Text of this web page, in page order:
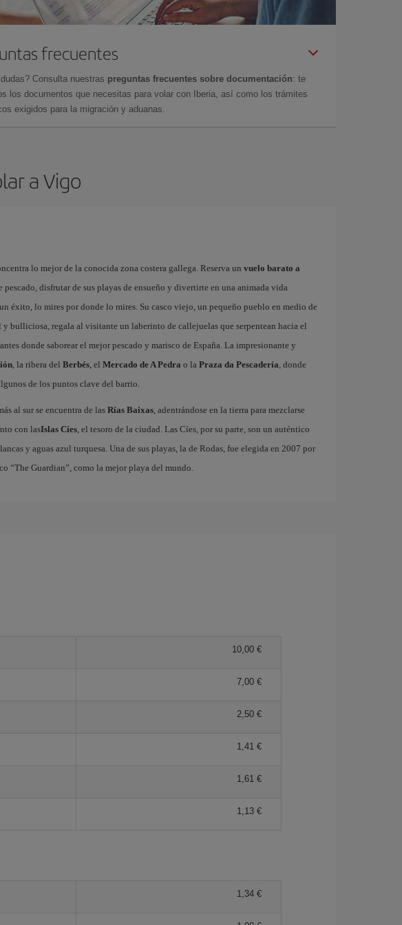
frecuentes
Consulta nuestras preguntas frecuentes sobre documentación: te
los documentos que necesitas para volar con Iberia, así como los trámites
exigidos para la migración y aduanas.
a Vigo
lo mejor de la conocida zona costera gallega. Reserva un vuelo barato a
pescado, disfrutar de sus playas de ensueño y divertirte en una animada vida
éxito, lo mires por donde lo mires. Su casco viejo, un pequeño pueblo en medio de
bulliciosa, regala al visitante un laberinto de callejuelas que serpentean hacia el
donde saborear el mejor pescado y marisco de España. La impresionante y
, la ribera del Berbés, el Mercado de A Pedra o la Praza da Pescadería, donde
de los puntos clave del barrio.
al sur se encuentra de lasRías Baixas, adentrándose en la tierra para mezclarse
con lasIslas Cíes, el tesoro de la ciudad. Las Cíes, por su parte, son un auténtico
y aguas azul turquesa. Una de sus playas, la de Rodas, fue elegida en 2007 por
“The Guardian”, como la mejor playa del mundo.
10,00
7,00
2,50
1,41
1,61
1,13
1,34